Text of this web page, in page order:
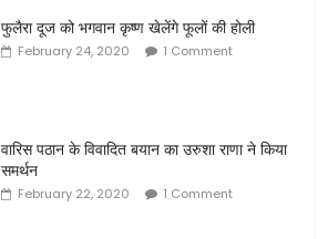
फुलैरा दूज को भगवान कृष्ण खेलेंगे फूलों की होली
February 24, 2020 1 Comment
वारिस पठान के विवादित बयान का उरुशा राणा ने किया
समर्थन
February 22, 2020 1 Comment